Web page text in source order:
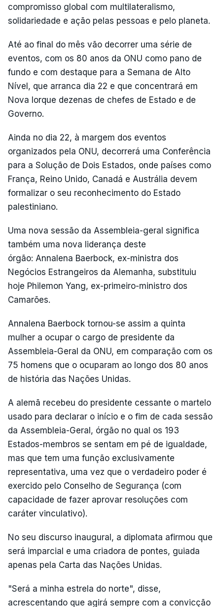
compromisso global com multilateralismo,
solidariedade e ação pelas pessoas e pelo planeta.
Até ao final do mês vão decorrer uma série de
eventos, com os 80 anos da ONU como pano de
fundo e com destaque para a Semana de Alto
Nível, que arranca dia 22 e que concentrará em
Nova Iorque dezenas de chefes de Estado e de
Governo.
Ainda no dia 22, à margem dos eventos
organizados pela ONU, decorrerá uma Conferência
para a Solução de Dois Estados, onde países como
França, Reino Unido, Canadá e Austrália devem
formalizar o seu reconhecimento do Estado
palestiniano.
Uma nova sessão da Assembleia-geral significa
também uma nova liderança deste
órgão: Annalena Baerbock, ex-ministra dos
Negócios Estrangeiros da Alemanha, substituiu
hoje Philemon Yang, ex-primeiro-ministro dos
Camarões.
Annalena Baerbock tornou-se assim a quinta
mulher a ocupar o cargo de presidente da
Assembleia-Geral da ONU, em comparação com os
75 homens que o ocuparam ao longo dos 80 anos
de história das Nações Unidas.
A alemã recebeu do presidente cessante o martelo
usado para declarar o início e o fim de cada sessão
da Assembleia-Geral, órgão no qual os 193
Estados-membros se sentam em pé de igualdade,
mas que tem uma função exclusivamente
representativa, uma vez que o verdadeiro poder é
exercido pelo Conselho de Segurança (com
capacidade de fazer aprovar resoluções com
caráter vinculativo).
No seu discurso inaugural, a diplomata afirmou que
será imparcial e uma criadora de pontes, guiada
apenas pela Carta das Nações Unidas.
"Será a minha estrela do norte", disse,
acrescentando que agirá sempre com a convicção